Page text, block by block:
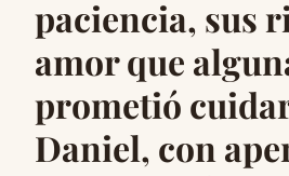
paciencia, sus
amor que
prometió
Daniel, con